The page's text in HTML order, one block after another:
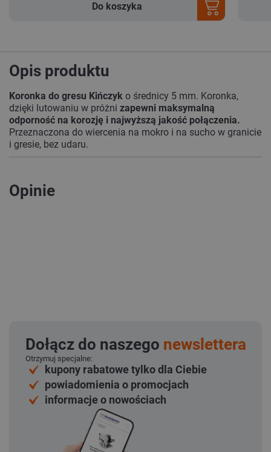
Do koszyka
Opis produktu
Koronka do gresu Kińczyk o średnicy 5 mm. Koronka,
dzięki lutowaniu w próżni zapewni maksymalną
odporność na korozję i najwyższą jakość połączenia.
Przeznaczona do wiercenia na mokro i na sucho w granicie
i gresie, bez udaru.
Opinie
Dołącz do naszego newslettera
Otrzymuj specjalne:
kupony rabatowe tylko dla Ciebie
powiadomienia o promocjach
informacje o nowościach